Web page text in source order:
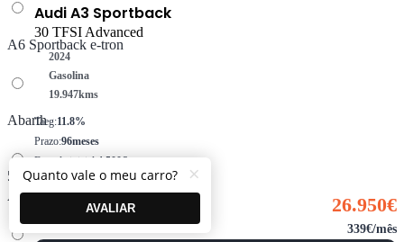
A6 Sportback e-tron
Abarth
500
Alfa Romeo
Audi A3 Sportback
30 TFSI Advanced
2024
Gasolina
19.947kms
Taeg:11.8%
Prazo:96meses
Entrada inicial:4.500€
Montante financiado:22.450€
26.950€
339€/mês
×
Quanto vale o meu carro?
AVALIAR